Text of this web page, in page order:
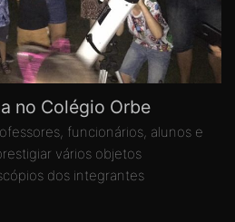
no Colégio Orbe
funcionários, alunos e
vários objetos
dos integrantes